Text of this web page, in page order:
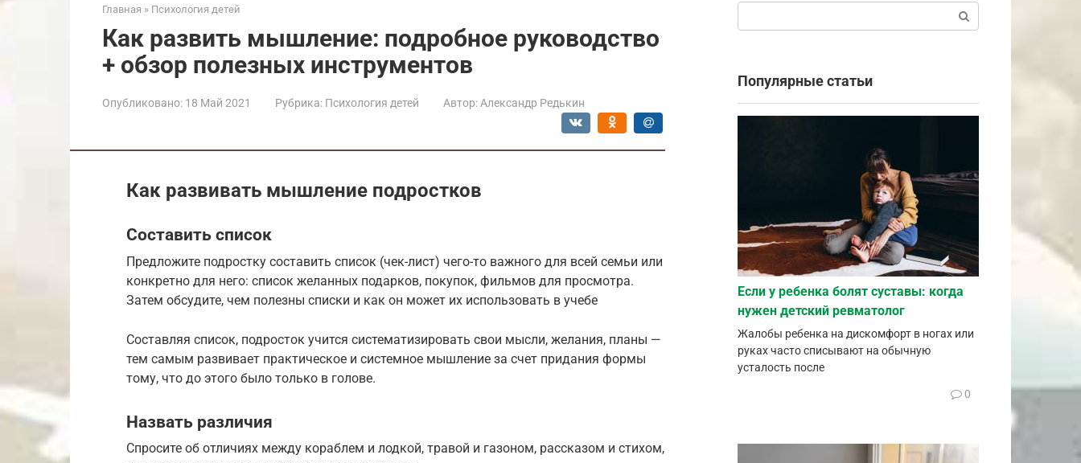
Главная » Психология детей
Как развить мышление: подробное руководство
+ обзор полезных инструментов
Опубликовано: 18 Май 2021 Рубрика: Психология детей Автор: Александр Редькин
Как развивать мышление подростков
Составить список
Предложите подростку составить список (чек-лист) чего-то важного для всей семьи или
конкретно для него: список желанных подарков, покупок, фильмов для просмотра.
Затем обсудите, чем полезны списки и как он может их использовать в учебе
Составляя список, подросток учится систематизировать свои мысли, желания, планы —
тем самым развивает практическое и системное мышление за счет придания формы
тому, что до этого было только в голове.
Назвать различия
Спросите об отличиях между кораблем и лодкой, травой и газоном, рассказом и стихом,
Популярные статьи
Если у ребенка болят суставы: когда
нужен детский ревматолог
Жалобы ребенка на дискомфорт в ногах или
руках часто списывают на обычную
усталость после
0